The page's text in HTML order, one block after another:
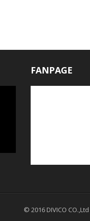
FANPAGE
© 2016 DIVICO CO.,Ltd